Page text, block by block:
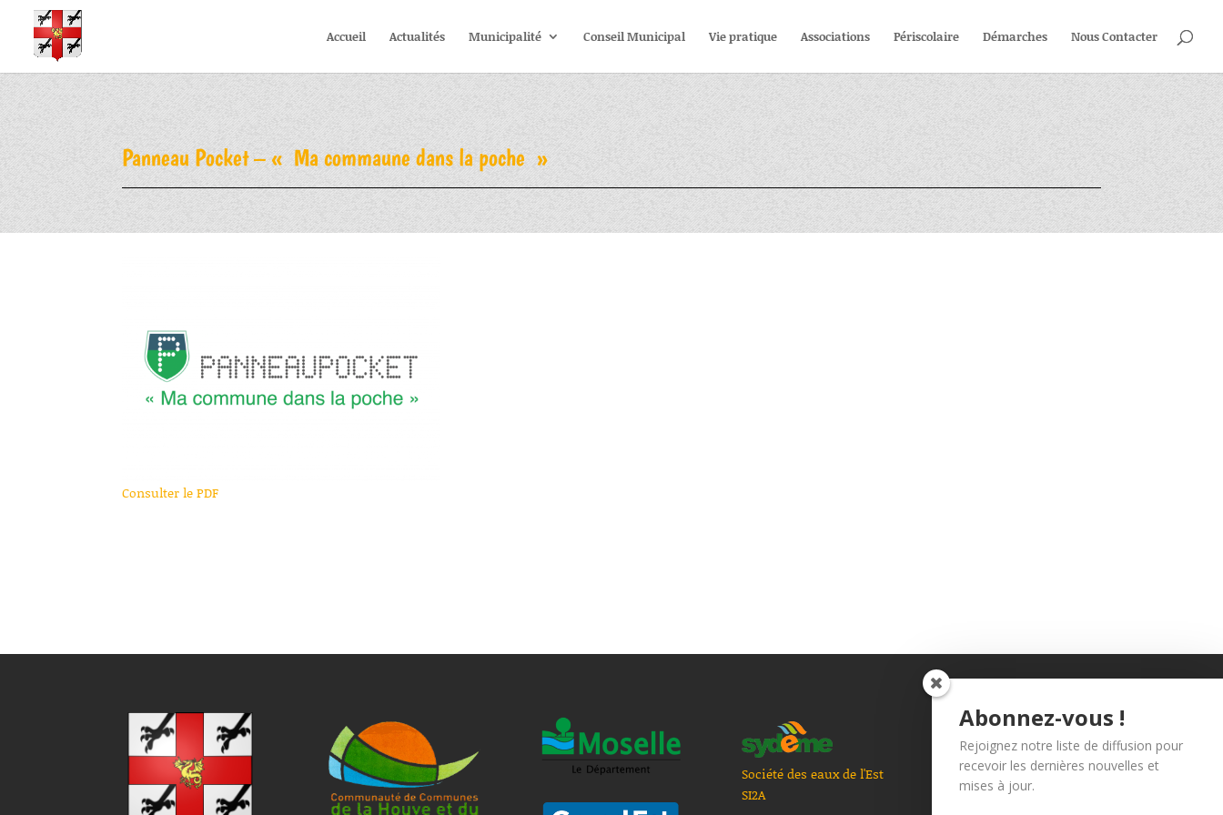
Accueil Actualités Municipalité Conseil Municipal Vie pratique Associations Périscolaire Démarches Nous Contacter
Panneau Pocket – « Ma commaune dans la poche »
Consulter le PDF
Société des eaux de l'Est
SI2A
Autres informations
Mentions légales
Politique de
confidentialité
Abonnez-vous !
Rejoignez notre liste de diffusion pour
recevoir les dernières nouvelles et
mises à jour.